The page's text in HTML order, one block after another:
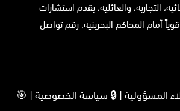
التجارية، والعائلية، يقدم استشارات
أمام المحاكم البحرينية. رقم تواصل
المسؤولية | 🔒 سياسة الخصوصية | 🎯